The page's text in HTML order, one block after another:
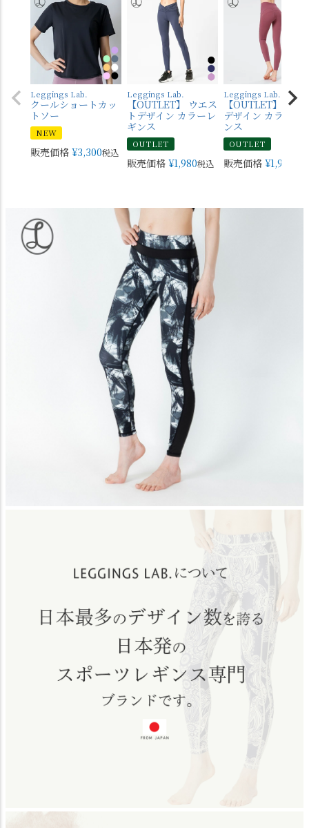
Leggings Lab.
クールショートカッ
トソー
NEW
販売価格 ¥3,300税込
Leggings Lab.
【OUTLET】 ウエス
トデザイン カラーレ
ギンス
OUTLET
販売価格 ¥1,980税込
Leggings Lab.
【OUTLET】 バッ
デザイン カラーレ
ンス
OUTLET
販売価格 ¥1,980